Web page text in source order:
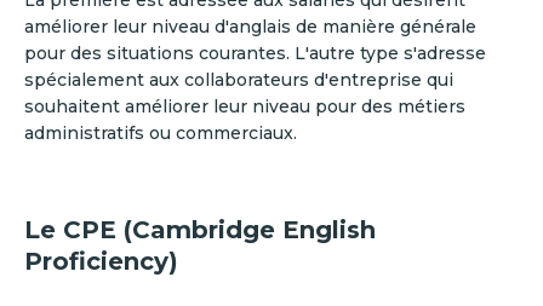
améliorer leur niveau d'anglais de manière générale
pour des situations courantes. L'autre type s'adresse
spécialement aux collaborateurs d'entreprise qui
souhaitent améliorer leur niveau pour des métiers
administratifs ou commerciaux.
Le CPE (Cambridge English
Proficiency)